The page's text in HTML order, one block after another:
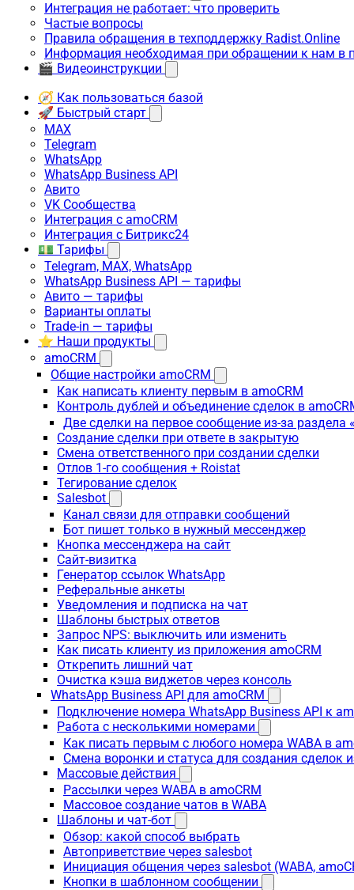
Интеграция не работает: что проверить
Частые вопросы
Правила обращения в техподдержку Radist.Online
Информация необходимая при обращении к нам в
🎬 Видеоинструкции
🧭 Как пользоваться базой
🚀 Быстрый старт
MAX
Telegram
WhatsApp
WhatsApp Business API
Авито
VK Сообщества
Интеграция с amoCRM
Интеграция с Битрикс24
💵 Тарифы
Telegram, MAX, WhatsApp
WhatsApp Business API — тарифы
Авито — тарифы
Варианты оплаты
Trade-in — тарифы
⭐ Наши продукты
amoCRM
Общие настройки amoCRM
Как написать клиенту первым в amoCRM
Контроль дублей и объединение сделок в
Две сделки на первое сообщение из-за раздела
Создание сделки при ответе в закрытую
Смена ответственного при создании сделки
Отлов 1-го сообщения + Roistat
Тегирование сделок
Salesbot
Канал связи для отправки сообщений
Бот пишет только в нужный мессенджер
Кнопка мессенджера на сайт
Сайт-визитка
Генератор ссылок WhatsApp
Реферальные анкеты
Уведомления и подписка на чат
Шаблоны быстрых ответов
Запрос NPS: выключить или изменить
Как писать клиенту из приложения amoCRM
Открепить лишний чат
Очистка кэша виджетов через консоль
WhatsApp Business API для amoCRM
Подключение номера WhatsApp Business API к
Работа с несколькими номерами
Как писать первым с любого номера WABA в
Смена воронки и статуса для создания сделок
Массовые действия
Рассылки через WABA в amoCRM
Массовое создание чатов в WABA
Шаблоны и чат-бот
Обзор: какой способ выбрать
Автоприветствие через salesbot
Инициация общения через salesbot (WABA,
Кнопки в шаблонном сообщении